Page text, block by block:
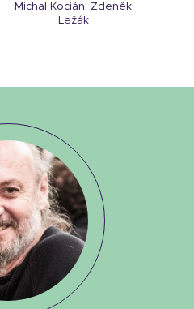
Michal Kocián, Zdeněk
Ležák